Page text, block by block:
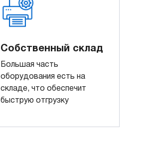
Собственный склад
Большая часть
оборудования есть на
складе, что обеспечит
быструю отгрузку